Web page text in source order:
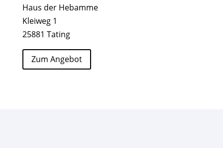
Haus der Hebamme
Kleiweg 1
25881 Tating
Zum Angebot